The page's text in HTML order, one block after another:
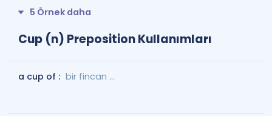
5 Örnek daha
Cup (n) Preposition Kullanımları
a cup of : bir fincan ...